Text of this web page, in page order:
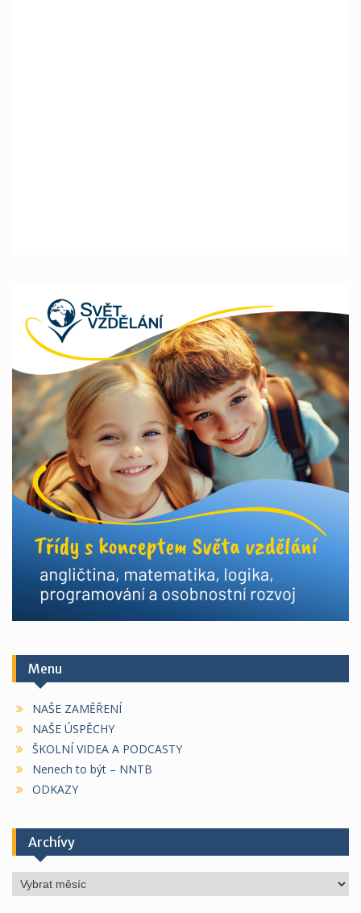
Menu
NAŠE ZAMĚŘENÍ
NAŠE ÚSPĚCHY
ŠKOLNÍ VIDEA A PODCASTY
Nenech to být – NNTB
ODKAZY
Archívy
Archívy